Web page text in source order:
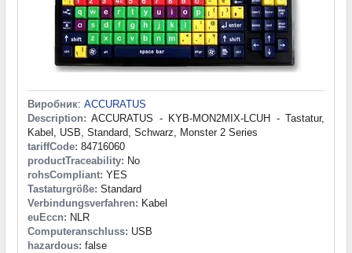
Виробник: ACCURATUS
Description: ACCURATUS - KYB-MON2MIX-LCUH - Tastatur,
Kabel, USB, Standard, Schwarz, Monster 2 Series
tariffCode: 84716060
productTraceability: No
rohsCompliant: YES
Tastaturgröße: Standard
Verbindungsverfahren: Kabel
euEccn: NLR
Computeranschluss: USB
hazardous: false